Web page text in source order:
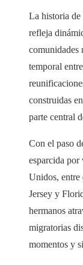
La historia
refleja
comunidades
temporal
construidas
parte central
Con el paso
esparcida por
Unidos, entre
Jersey y
hermanos
migratorias
momentos y